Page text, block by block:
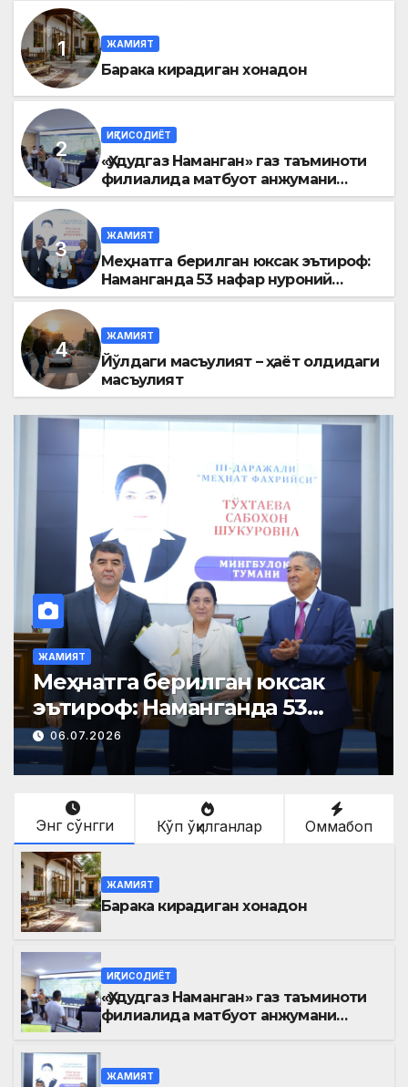
ЖАМИЯТ
Барака кирадиган хонадон
ИҚТИСОДИЁТ
«Ҳудудгаз Наманган» газ таъминоти
филиалида матбуот анжумани
ўтказилди
ЖАМИЯТ
Меҳнатга берилган юксак эътироф:
Наманганда 53 нафар нуроний
«Меҳнат фахрийси» кўкрак нишони
ЖАМИЯТ
Йўлдаги масъулият – ҳаёт олдидаги
масъулият
ЖАМИЯТ
Меҳнатга берилган юксак
эътироф: Наманганда 53
нафар нуроний «Меҳнат
фахрийси» кўкрак нишони
билан тақдирланди
06.07.2026
Энг сўнгги Кўп ўқилганлар Оммабоп
ЖАМИЯТ
Барака кирадиган хонадон
ИҚТИСОДИЁТ
«Ҳудудгаз Наманган» газ таъминоти
филиалида матбуот анжумани
ЖАМИЯТ